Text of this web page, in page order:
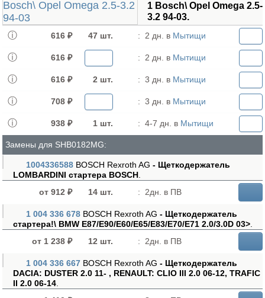
1 Bosch\ Opel Omega 2.5-
3.2 94-03.
616 ₽ 47 шт. : 2 дн. в Мытищи
616 ₽ : 2 дн. в Мытищи
616 ₽ 2 шт. : 3 дн. в Мытищи
708 ₽ : 3 дн. в Мытищи
938 ₽ 1 шт. : 4-7 дн. в Мытищи
Замены для SHB0182MG:
1004336588 BOSCH Rexroth AG - Щеткодержатель
LOMBARDINI стартера BOSCH
от 912 ₽
14 шт. : 2дн. в ПВ
1 004 336 678 BOSCH Rexroth AG - Щеткодержатель
стартера!\ BMW E87/E90/E60/E65/E83/E70/E71 2.0/3.0D 03>
от 1 238 ₽
12 шт. : 2дн. в ПВ
1 004 336 667 BOSCH Rexroth AG - Щеткодержатель
DACIA: DUSTER 2.0 11- , RENAULT: CLIO III 2.0 06-12, TRAFIC
II 2.0 06-14